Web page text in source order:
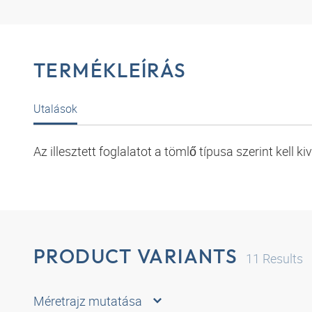
TERMÉKLEÍRÁS
Utalások
Az illesztett foglalatot a tömlő típusa szerint kell
PRODUCT VARIANTS 11 Results
Méretrajz mutatása